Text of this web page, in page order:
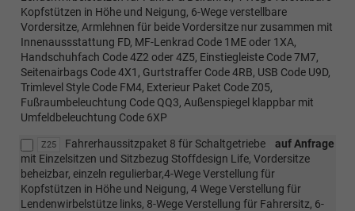
Kopfstützen in Höhe und Neigung, 6-Wege verstellbare
Vordersitze, Armlehnen für beide Vordersitze nur zusammen mit
Innenaussstattung FD, MF-Lenkrad Code 1ME oder 1XA,
Handschuhfach Code 4Z2 oder 4Z5, Einstiegleiste Code 7M7,
Seitenairbags Code 4X1, Gurtstraffer Code 4RB, USB Code U9D,
Trimlevel Style Code FM4, Exterieur Paket Code Z05,
Fußraumbeleuchtung Code QQ3, Außenspiegel klappbar mit
Umfeldbeleuchtung Code 6XP
Z25 auf Anfrage
Fahrerhaussitzpaket 8 für Schaltgetriebe
mit Einzelsitzen und Sitzbezug Stoffdesign Life, Vordersitze
beheizbar, einzeln regulierbar,4-Wege Verstellung für
Kopfstützen in Höhe und Neigung, 4 Wege Verstellung für
Lendenwirbelstütze links, 8-Wege Verstellung für Fahrersitz, 6-